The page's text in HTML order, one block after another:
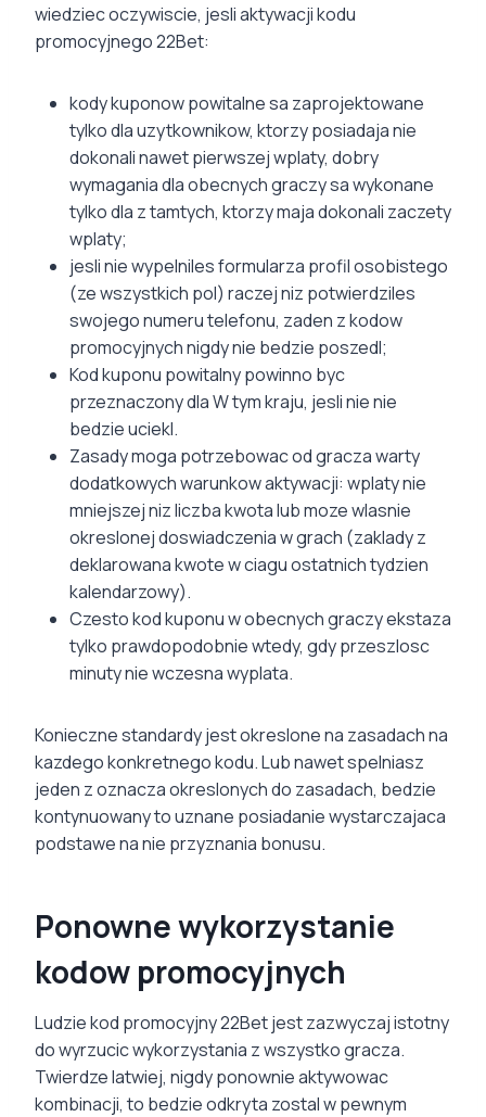
wiedziec oczywiscie, jesli aktywacji kodu
promocyjnego 22Bet:
kody kuponow powitalne sa zaprojektowane
tylko dla uzytkownikow, ktorzy posiadaja nie
dokonali nawet pierwszej wplaty, dobry
wymagania dla obecnych graczy sa wykonane
tylko dla z tamtych, ktorzy maja dokonali zaczety
wplaty;
jesli nie wypelniles formularza profil osobistego
(ze wszystkich pol) raczej niz potwierdziles
swojego numeru telefonu, zaden z kodow
promocyjnych nigdy nie bedzie poszedl;
Kod kuponu powitalny powinno byc
przeznaczony dla W tym kraju, jesli nie nie
bedzie uciekl.
Zasady moga potrzebowac od gracza warty
dodatkowych warunkow aktywacji: wplaty nie
mniejszej niz liczba kwota lub moze wlasnie
okreslonej doswiadczenia w grach (zaklady z
deklarowana kwote w ciagu ostatnich tydzien
kalendarzowy).
Czesto kod kuponu w obecnych graczy ekstaza
tylko prawdopodobnie wtedy, gdy przeszlosc
minuty nie wczesna wyplata.
Konieczne standardy jest okreslone na zasadach na
kazdego konkretnego kodu. Lub nawet spelniasz
jeden z oznacza okreslonych do zasadach, bedzie
kontynuowany to uznane posiadanie wystarczajaca
podstawe na nie przyznania bonusu.
Ponowne wykorzystanie
kodow promocyjnych
Ludzie kod promocyjny 22Bet jest zazwyczaj istotny
do wyrzucic wykorzystania z wszystko gracza.
Twierdze latwiej, nigdy ponownie aktywowac
kombinacji, to bedzie odkryta zostal w pewnym